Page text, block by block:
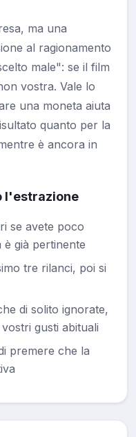
ma una
al ragionamento
male": se il film
vostra. Vale lo
una moneta aiuta
quanto per la
è ancora in
l'estrazione
se avete poco
già pertinente
tre rilanci, poi si
di solito ignorate,
gusti abituali
premere che la